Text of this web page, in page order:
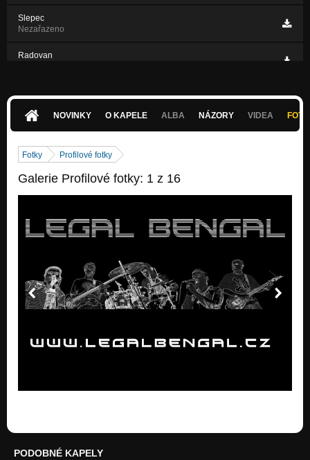
Slepec
Nezařazeno
Radovan
NOVINKY O KAPELE ALBA NÁZORY VIDEA
Fotky Profilové fotky
Galerie Profilové fotky: 1 z 16
PODOBNÉ KAPELY